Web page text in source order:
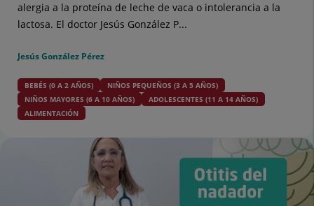
alergia a la proteína de leche de vaca o intolerancia a la
lactosa. El doctor Jesús González P...
Jesús González Pérez
BEBÉS (0 A 2 AÑOS)
NIÑOS PEQUEÑOS (3 A 5 AÑOS)
NIÑOS MAYORES (6 A 10 AÑOS)
ADOLESCENTES (11 A 14 AÑOS)
ALIMENTACIÓN